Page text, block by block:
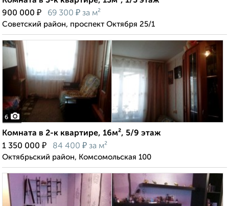
900 000 ₽ 69 300 ₽ за м²
Советский район, проспект Октября 25/1
6
Комната в 2-к квартире, 16м², 5/9 этаж
1 350 000 ₽ 84 400 ₽ за м²
Октябрьский район, Комсомольская 100